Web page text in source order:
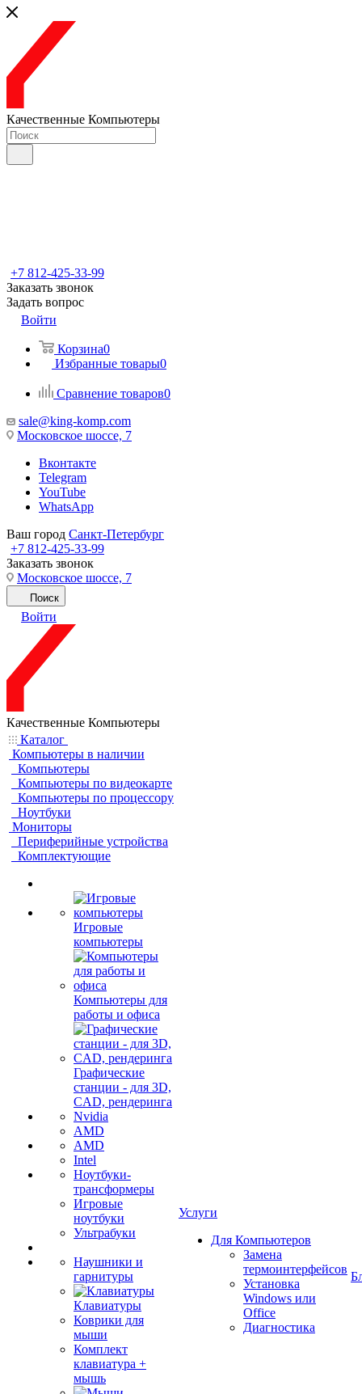
Качественные Компьютеры
+7 812-425-33-99
Заказать звонок
Задать вопрос
Войти
Корзина0
Избранные товары0
Сравнение товаров0
sale@king-komp.com
Московское шоссе, 7
Вконтакте
Telegram
YouTube
WhatsApp
Ваш город Санкт-Петербург
+7 812-425-33-99
Заказать звонок
Московское шоссе, 7
Поиск
Войти
Качественные Компьютеры
Каталог
Компьютеры в наличии
Компьютеры
Компьютеры по видеокарте
Компьютеры по процессору
Ноутбуки
Мониторы
Периферийные устройства
Комплектующие
Игровые
компьютеры
Компьютеры для
работы и офиса
Графические
станции - для 3D,
CAD, рендеринга
Nvidia
AMD
AMD
Intel
Ноутбуки-
трансформеры
Игровые
ноутбуки
Ультрабуки
Наушники и
гарнитуры
Клавиатуры
Коврики для
мыши
Комплект
клавиатура +
мышь
Услуги
Для Компьютеров
Замена
термоинтерфейсов
Установка
Windows или
Office
Диагностика